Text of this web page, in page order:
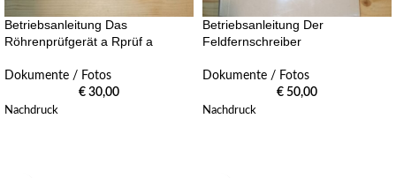
Betriebsanleitung Das
Röhrenprüfgerät a Rprüf a
Dokumente / Fotos
€ 30,00
Nachdruck
Betriebsanleitung Der
Feldfernschreiber
Dokumente / Fotos
€ 50,00
Nachdruck